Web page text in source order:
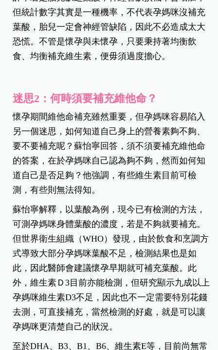
但統計數字其實是一種機率，不代表孕媽咪沒補充
葉酸，胎兒一定會神經管缺陷，因此不必造成太大
恐慌。不管是懷孕與未懷孕，只要秉持著均衡飲
食、均衡補充維生素，便毋須過度擔心。
迷思2：何時須要補充維他命？
懷孕期間維他命補充雖然重要，但孕媽咪容易陷入
另一個迷思，如何知道自己身上的營養素夠不夠、
要不要補充呢？蘇怡寧回答，須不須要補充維他命
的答案，在於孕媽咪自己認為夠不夠，然而如何知
道自己是否足夠？他強調，有些維生素目前可檢
測，有些則無法得知。
蘇怡寧解釋，以葉酸為例，現今已有檢測的方法，
可測孕媽咪身體葉酸的濃度，若是不夠就要補充。
但世界衛生組織（WHO）發現，由於飲食和烹調方
式導致大部分孕媽咪葉酸不足，檢測結果也是如
此，因此醫師會建議懷孕早期就可補充葉酸。此
外，維生素Ｄ3目前亦能檢測，但研究顯示九成以上
孕媽咪維生素D3不足，因此也不一定需要特別花錢
去測，可直接補充，當然檢測的好處，就是可以讓
孕媽咪更清楚自己的狀況。
至於DHA、B3、B1、B6、維生素E等，目前尚無常